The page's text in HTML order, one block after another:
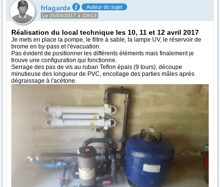
frlagarde Auteur du sujet
Le 20/04/2017 à 10h13
Réalisation du local technique les 10, 11 et 12 avril 2017
Je mets en place la pompe, le filtre à sable, la lampe UV, le réservoir de
brome en by-pass et l'évacuation.
Pas évident de positionner les différents éléments mais finalement je
trouve une configuration qui fonctionne.
Serrage des pas de vis au ruban Teflon épais (9 tours), découpe
minutieuse des longueur de PVC, encollage des parties mâles après
dégraissage à l'acétone.